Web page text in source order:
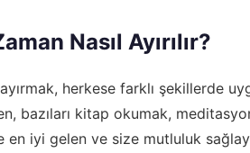
Nasıl Ayırılır?
herkese farklı şekillerde
bazıları kitap okumak,
en iyi gelen ve size mutluluk